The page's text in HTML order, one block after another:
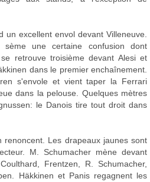
un excellent envol devant Villeneuve.
une certaine confusion dont
retrouve troisième devant Alesi et
dans le premier enchaînement.
s'envole et vient taper la Ferrari
dans la pelouse. Quelques mètres
le Danois tire tout droit dans
renoncent. Les drapeaux jaunes sont
M. Schumacher mène devant
Frentzen, R. Schumacher,
Häkkinen et Panis regagnent les